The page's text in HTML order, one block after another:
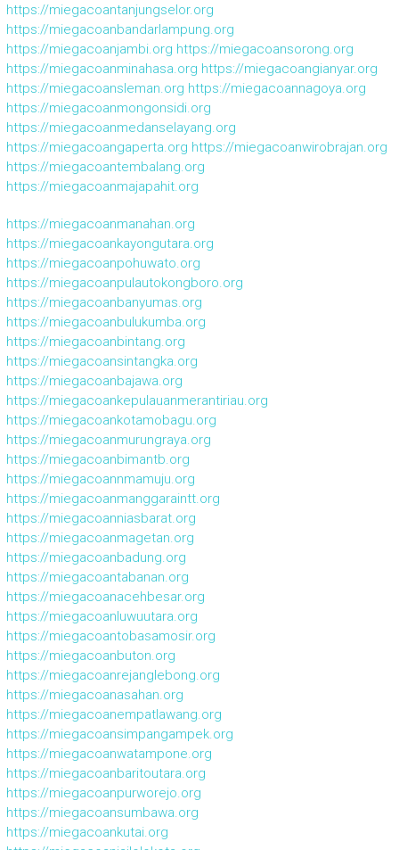
https://miegacoantanjungselor.org
https://miegacoanbandarlampung.org
https://miegacoanjambi.org https://miegacoansorong.org
https://miegacoanminahasa.org https://miegacoangianyar.org
https://miegacoansleman.org https://miegacoannagoya.org
https://miegacoanmongonsidi.org
https://miegacoanmedanselayang.org
https://miegacoangaperta.org https://miegacoanwirobrajan.org
https://miegacoantembalang.org
https://miegacoanmajapahit.org
https://miegacoanmanahan.org
https://miegacoankayongutara.org
https://miegacoanpohuwato.org
https://miegacoanpulautokongboro.org
https://miegacoanbanyumas.org
https://miegacoanbulukumba.org
https://miegacoanbintang.org
https://miegacoansintangka.org
https://miegacoanbajawa.org
https://miegacoankepulauanmerantiriau.org
https://miegacoankotamobagu.org
https://miegacoanmurungraya.org
https://miegacoanbimantb.org
https://miegacoannmamuju.org
https://miegacoanmanggaraintt.org
https://miegacoanniasbarat.org
https://miegacoanmagetan.org
https://miegacoanbadung.org
https://miegacoantabanan.org
https://miegacoanacehbesar.org
https://miegacoanluwuutara.org
https://miegacoantobasamosir.org
https://miegacoanbuton.org
https://miegacoanrejanglebong.org
https://miegacoanasahan.org
https://miegacoanempatlawang.org
https://miegacoansimpangampek.org
https://miegacoanwatampone.org
https://miegacoanbaritoutara.org
https://miegacoanpurworejo.org
https://miegacoansumbawa.org
https://miegacoankutai.org